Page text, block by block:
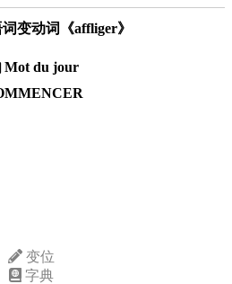
变动词《affliger》
Mot du jour
变位
字典